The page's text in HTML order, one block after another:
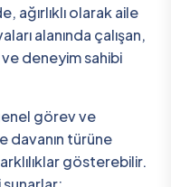
ağırlıklı olarak aile
alanında çalışan,
deneyim sahibi
görev ve
davanın türüne
gösterebilir.